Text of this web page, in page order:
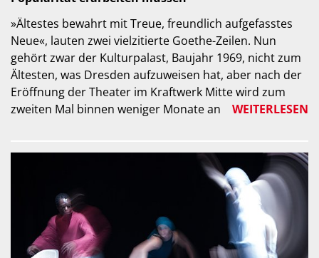
»Ältestes bewahrt mit Treue, freundlich aufgefasstes
Neue«, lauten zwei vielzitierte Goethe-Zeilen. Nun
gehört zwar der Kulturpalast, Baujahr 1969, nicht zum
Ältesten, was Dresden aufzuweisen hat, aber nach der
Eröffnung der Theater im Kraftwerk Mitte wird zum
zweiten Mal binnen weniger Monate an
WEITERLESEN